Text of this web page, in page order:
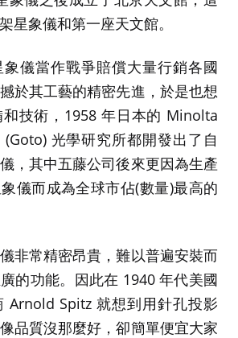
星象儀和第一座天文館。
儀當作戰爭賠償大量行銷各國
於其工藝的精密先進，於是也想
技術，1958 年日本的 Minolta
光學研究所都開發出了自
，其中五藤公司後來更因為生產
儀而成為全球市佔(數量)最高的
非常精密昂貴，難以普遍安裝而
的功能。因此在 1940 年代美國
Arnold Spitz 就想到用針孔投影
品質沒那麼好，卻簡單便宜大家